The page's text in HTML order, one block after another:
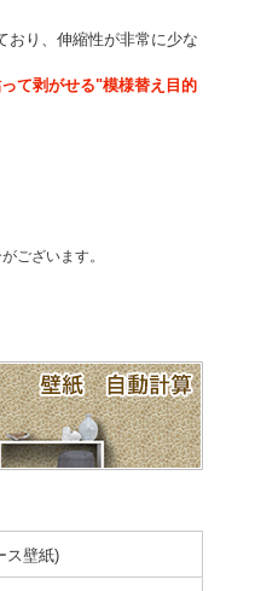
おり、伸縮性が非常に少な
て剥がせる"模様替え目的
ございます。
ス壁紙)